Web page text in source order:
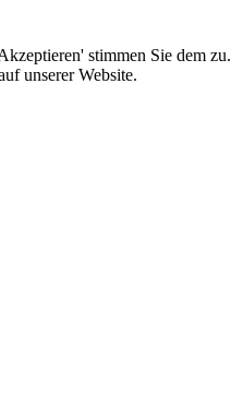
stimmen Sie dem zu.
unserer Website.